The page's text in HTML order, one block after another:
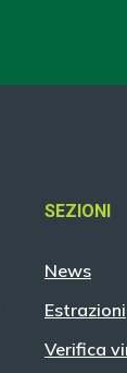
SEZIONI
News
Estrazioni
Verifica